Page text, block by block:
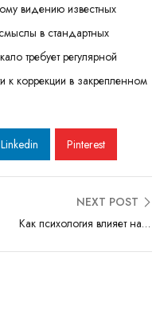
видению известных
в стандартных
требует регулярной
к коррекции в закрепленном
Linkedin Pinterest
NEXT POST
Как психология влияет на ощущение выбора